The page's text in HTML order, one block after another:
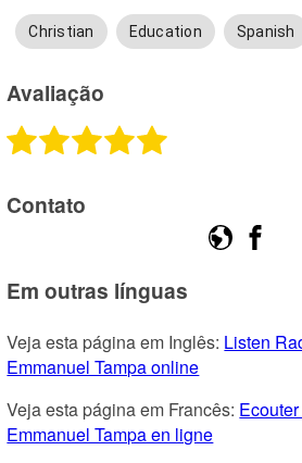
Christian Education Spanish
Avaliação
Contato
Em outras línguas
Veja esta página em Inglês: Listen
Emmanuel Tampa online
Veja esta página em Francês:
Emmanuel Tampa en ligne